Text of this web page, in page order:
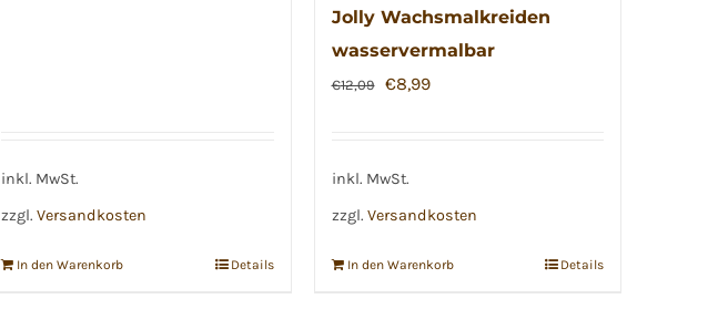
inkl. MwSt.
zzgl. Versandkosten
In den Warenkorb Details
Jolly Wachsmalkreiden
wasservermalbar
€12,09
Ursprünglicher
€12,09
€8,99Aktueller
inkl. MwSt.
zzgl. Versandkosten
In den Warenkorb Details